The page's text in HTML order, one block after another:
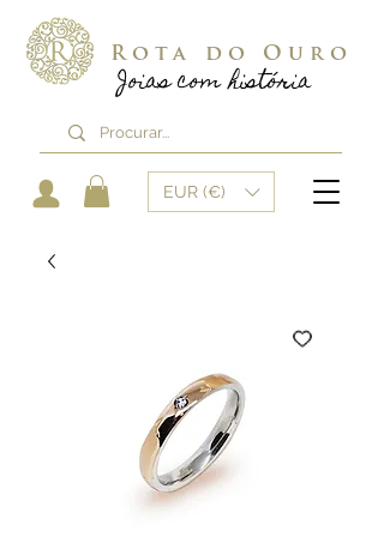
Joias com história
Rota do Ouro
EUR (€)